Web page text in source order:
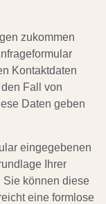
zukommen
Kontaktdaten
Fall von
Daten geben
eingegebenen
Ihrer
Sie können diese
eine formlose